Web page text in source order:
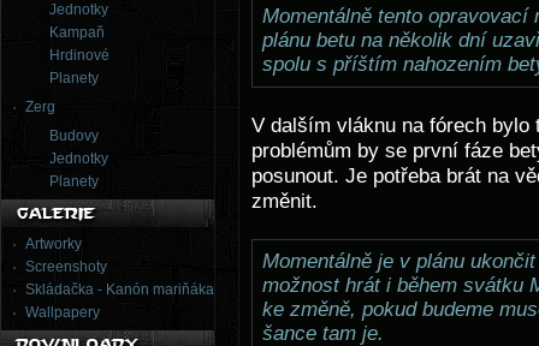
Jednotky
Kampaň
Hrdinové
Planety
Zerg
Budovy
Jednotky
Planety
Artworky
Screenshoty
Skládačka - Kanón mariňáka
Wallpapery
Momentálně tento
plánu betu na několik dní
spolu s příštím nahozením
V dalším vláknu na fórech
problémům by se první fáze
posunout. Je potřeba brát na
změnit.
Momentálně je v plánu
možnost hrát i během svátku
ke změně, pokud budeme
šance tam je.